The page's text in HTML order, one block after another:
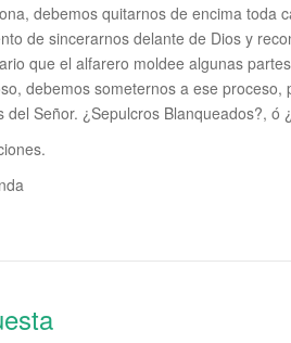
debemos quitarnos de encima toda
de sincerarnos delante de Dios y
que el alfarero moldee algunas
debemos someternos a ese
del Señor. ¿Sepulcros Blanqueados?, ó